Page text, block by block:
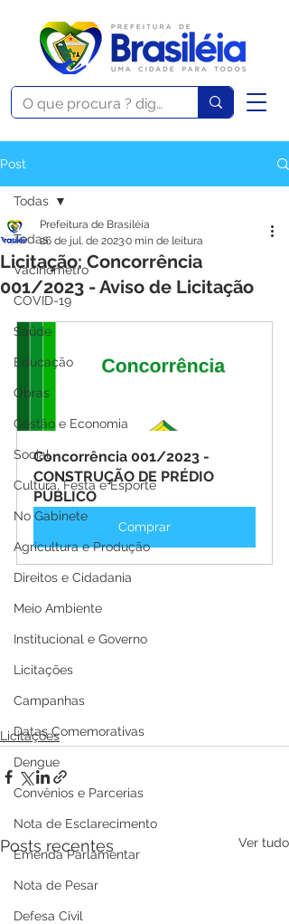
Post
Todas
Vacinômetro
COVID-19
Saúde
Educação
Obras
Gestão e Economia
Social
Cultura, Festa e Esporte
No Gabinete
Agricultura e Produção
Direitos e Cidadania
Meio Ambiente
Institucional e Governo
Licitações
Campanhas
Datas Comemorativas
Dengue
Convênios e Parcerias
Nota de Esclarecimento
Emenda Parlamentar
Nota de Pesar
Defesa Civil
Todas
Licitação: Concorrência
001/2023 - Aviso de Licitação
Prefeitura de Brasiléia
26 de jul. de 20230 min de leitura
Concorrência 001/2023 -
CONSTRUÇÃO DE PRÉDIO
PÚBLICO
Comprar
Licitações
Posts recentes Ver tudo